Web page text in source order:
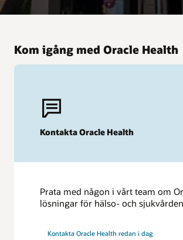
Kom igång med Oracle Health
Kontakta Oracle Health
Prata med någon i vårt team om
lösningar för hälso- och
Kontakta Oracle Health redan i dag